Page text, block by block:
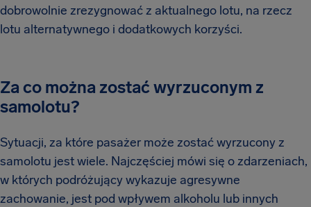
dobrowolnie zrezygnować z aktualnego lotu, na rzecz
lotu alternatywnego i dodatkowych korzyści.
Za co można zostać wyrzuconym z
samolotu?
Sytuacji, za które pasażer może zostać wyrzucony z
samolotu jest wiele. Najczęściej mówi się o zdarzeniach,
w których podróżujący wykazuje agresywne
zachowanie, jest pod wpływem alkoholu lub innych